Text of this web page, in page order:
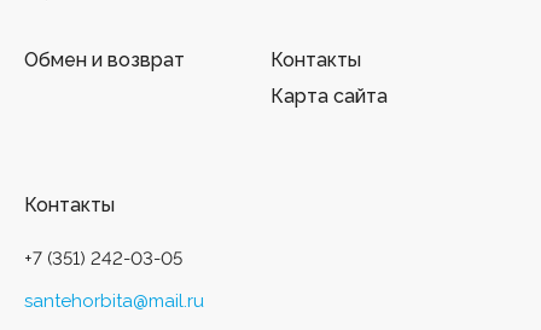
Обмен и возврат
Контакты
Карта сайта
Контакты
+7 (351) 242-03-05
santehorbita@mail.ru